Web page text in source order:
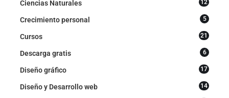
Ciencias Naturales 12
Crecimiento personal 5
Cursos 21
Descarga gratis 6
Diseño gráfico 17
Diseño y Desarrollo web 14